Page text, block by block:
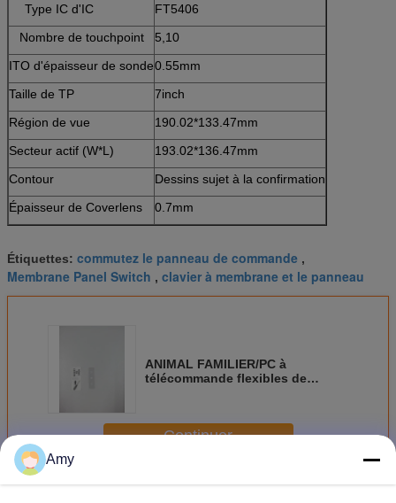
Type IC d'IC
FT5406
Nombre de touchpoint
5,10
ITO d'épaisseur de sonde0.55mm
Taille de TP
7inch
Région de vue
190.02*133.47mm
Secteur actif (W*L)
193.02*136.47mm
Contour
Dessins sujet à la confirmation
Épaisseur de Coverlens
0.7mm
Étiquettes: commutez le panneau de commande ,
Membrane Panel Switch , clavier à membrane et le panneau
ANIMAL FAMILIER/PC à
télécommande flexibles de
Continuer
PlusPanneau de commande de membrane
Amy